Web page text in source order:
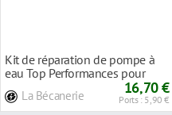
Kit de réparation de pompe à
eau Top Performances pour
La Bécanerie 16,70 €
Ports : 5,90 €